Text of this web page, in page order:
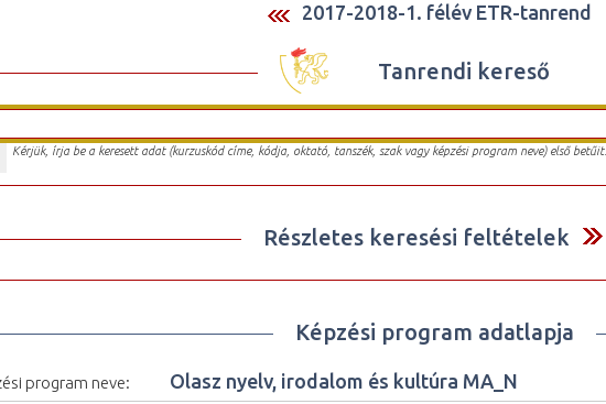
2017-2018-1. félév ETR-tanrend
Tanrendi kereső
Kérjük, írja be a keresett adat (kurzuskód címe, kódja, oktató, tanszék, szak vagy képzési program neve) első betűit.
Részletes keresési feltételek
Képzési program adatlapja
program neve: Olasz nyelv, irodalom és kultúra MA_N